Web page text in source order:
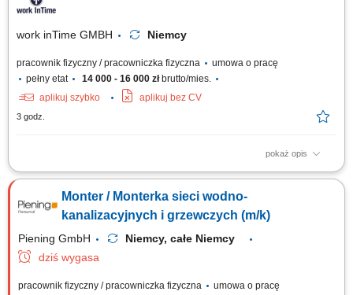
work inTime GMBH Niemcy
pracownik fizyczny / pracowniczka fizyczna
umowa o pracę
pełny etat
14 000 - 16 000 złbrutto/mies.
aplikuj szybko
aplikuj bez CV
3 godz.
pokaż opis
Zakres obowiązków: Montaż instalacji wodno-kanalizacyjnych i
nowych instalacji oraz modernizacja istniejących systemów. Montaż
armatury sanitarnej, w tym umywalek, pryszniców, wanien i toalet.
Monter / Monterka sieci wodno-
kanalizacyjnych i grzewczych (m/k)
Piening GmbH
Niemcy, całe Niemcy
dziś wygasa
pracownik fizyczny / pracowniczka fizyczna
umowa o pracę